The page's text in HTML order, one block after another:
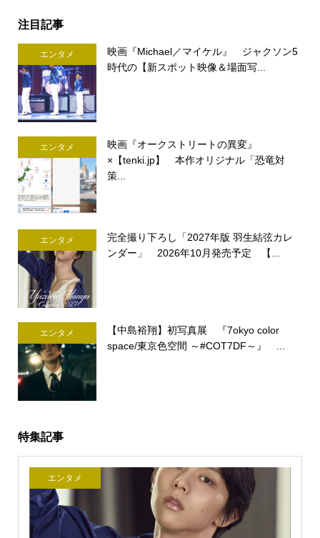
注目記事
エンタメ
映画『Michael／マイケル』 ジャクソン5
時代の【新スポット映像＆場面写...
エンタメ
映画『オークストリートの異変』
×【tenki.jp】 本作オリジナル「恐竜対
策...
エンタメ
完全撮り下ろし「2027年版 羽生結弦カレ
ンダー」 2026年10月発売予定 【...
エンタメ
【中島裕翔】初写真展 『7okyo color
space/東京色空間 ～#COT7DF～』 ...
特集記事
エンタメ